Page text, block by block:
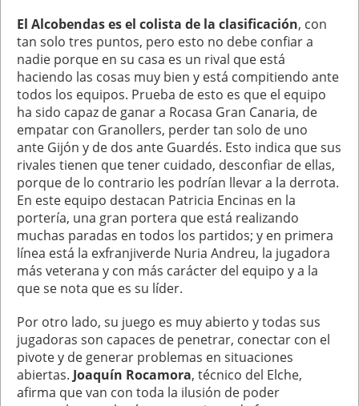
El Alcobendas es el colista de la clasificación, con
tan solo tres puntos, pero esto no debe confiar a
nadie porque en su casa es un rival que está
haciendo las cosas muy bien y está compitiendo ante
todos los equipos. Prueba de esto es que el equipo
ha sido capaz de ganar a Rocasa Gran Canaria, de
empatar con Granollers, perder tan solo de uno
ante Gijón y de dos ante Guardés. Esto indica que sus
rivales tienen que tener cuidado, desconfiar de ellas,
porque de lo contrario les podrían llevar a la derrota.
En este equipo destacan Patricia Encinas en la
portería, una gran portera que está realizando
muchas paradas en todos los partidos; y en primera
línea está la exfranjiverde Nuria Andreu, la jugadora
más veterana y con más carácter del equipo y a la
que se nota que es su líder.
Por otro lado, su juego es muy abierto y todas sus
jugadoras son capaces de penetrar, conectar con el
pivote y de generar problemas en situaciones
abiertas. Joaquín Rocamora, técnico del Elche,
afirma que van con toda la ilusión de poder